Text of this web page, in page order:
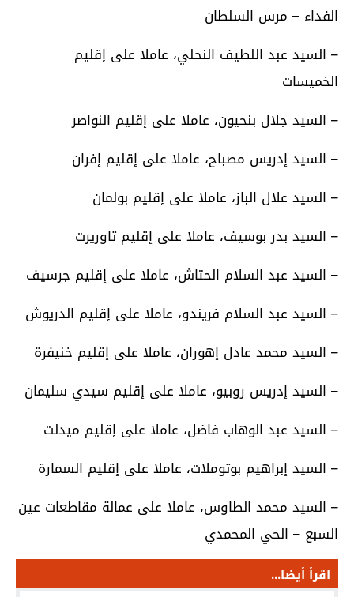
الفداء – مرس السلطان
– السيد عبد اللطيف النحلي، عاملا على إقليم
الخميسات
– السيد جلال بنحيون، عاملا على إقليم النواصر
– السيد إدريس مصباح، عاملا على إقليم إفران
– السيد علال الباز، عاملا على إقليم بولمان
– السيد بدر بوسيف، عاملا على إقليم تاوريرت
– السيد عبد السلام الحتاش، عاملا على إقليم جرسيف
– السيد عبد السلام فريندو، عاملا على إقليم الدريوش
– السيد محمد عادل إهوران، عاملا على إقليم خنيفرة
– السيد إدريس روبيو، عاملا على إقليم سيدي سليمان
– السيد عبد الوهاب فاضل، عاملا على إقليم ميدلت
– السيد إبراهيم بوتوملات، عاملا على إقليم السمارة
– السيد محمد الطاوس، عاملا على عمالة مقاطعات عين
السبع – الحي المحمدي
اقرأ أيضا...